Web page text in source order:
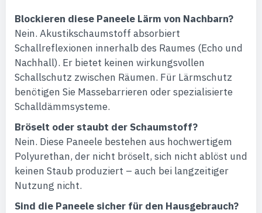
Blockieren diese Paneele Lärm von Nachbarn?
Nein. Akustikschaumstoff absorbiert
Schallreflexionen innerhalb des Raumes (Echo und
Nachhall). Er bietet keinen wirkungsvollen
Schallschutz zwischen Räumen. Für Lärmschutz
benötigen Sie Massebarrieren oder spezialisierte
Schalldämmsysteme.
Bröselt oder staubt der Schaumstoff?
Nein. Diese Paneele bestehen aus hochwertigem
Polyurethan, der nicht bröselt, sich nicht ablöst und
keinen Staub produziert – auch bei langzeitiger
Nutzung nicht.
Sind die Paneele sicher für den Hausgebrauch?